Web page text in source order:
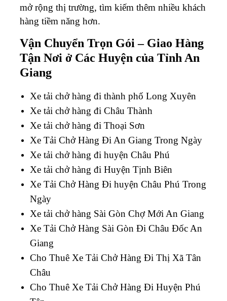
mở rộng thị trường, tìm kiếm thêm nhiều khách
hàng tiềm năng hơn.
Vận Chuyển Trọn Gói – Giao Hàng
Tận Nơi ở Các Huyện của Tỉnh An
Giang
Xe tải chở hàng đi thành phố Long Xuyên
Xe tải chở hàng đi Châu Thành
Xe tải chở hàng đi Thoại Sơn
Xe Tải Chở Hàng Đi An Giang Trong Ngày
Xe tải chở hàng đi huyện Châu Phú
Xe tải chở hàng đi Huyện Tịnh Biên
Xe Tải Chở Hàng Đi huyện Châu Phú Trong
Ngày
Xe tải chở hàng Sài Gòn Chợ Mới An Giang
Xe Tải Chở Hàng Sài Gòn Đi Châu Đốc An
Giang
Cho Thuê Xe Tải Chở Hàng Đi Thị Xã Tân
Châu
Cho Thuê Xe Tải Chở Hàng Đi Huyện Phú